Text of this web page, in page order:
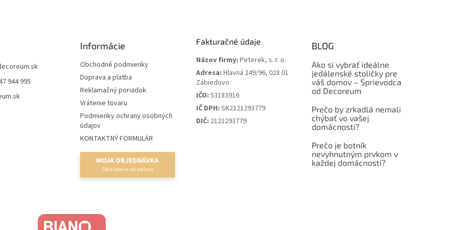
944 995
Informácie
Obchodné podmienky
Doprava a platba
Reklamačný poriadok
Vrátenie tovaru
Podmienky ochrany osobných
údajov
KONTAKTNÝ FORMULÁR
MOJA OBJEDNÁVKA
Fakturačné údaje
Názov firmy: Peterek, s. r. o.
Adresa: Hlavná 249/96, 028 01
Zábiedovo
IČO: 53183916
IČ DPH: SK2121293779
DIČ: 2121293779
BLOG
Ako si vybrať ideálne
jedálenské stoličky pre
váš domov – Sprievodca
od Decoreum
Prečo by zrkadlá nemali
chýbať vo vašej
domácnosti?
Prečo je botník
nevyhnutným prvkom v
každej domácnosti?